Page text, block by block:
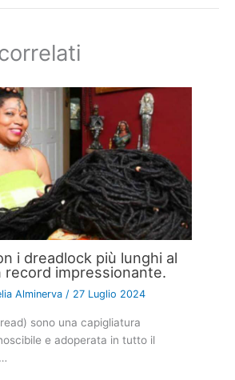
i dreadlock più lunghi al
impressionante.
Alminerva/ 27 Luglio 2024
sono una capigliatura
e adoperata in tutto il